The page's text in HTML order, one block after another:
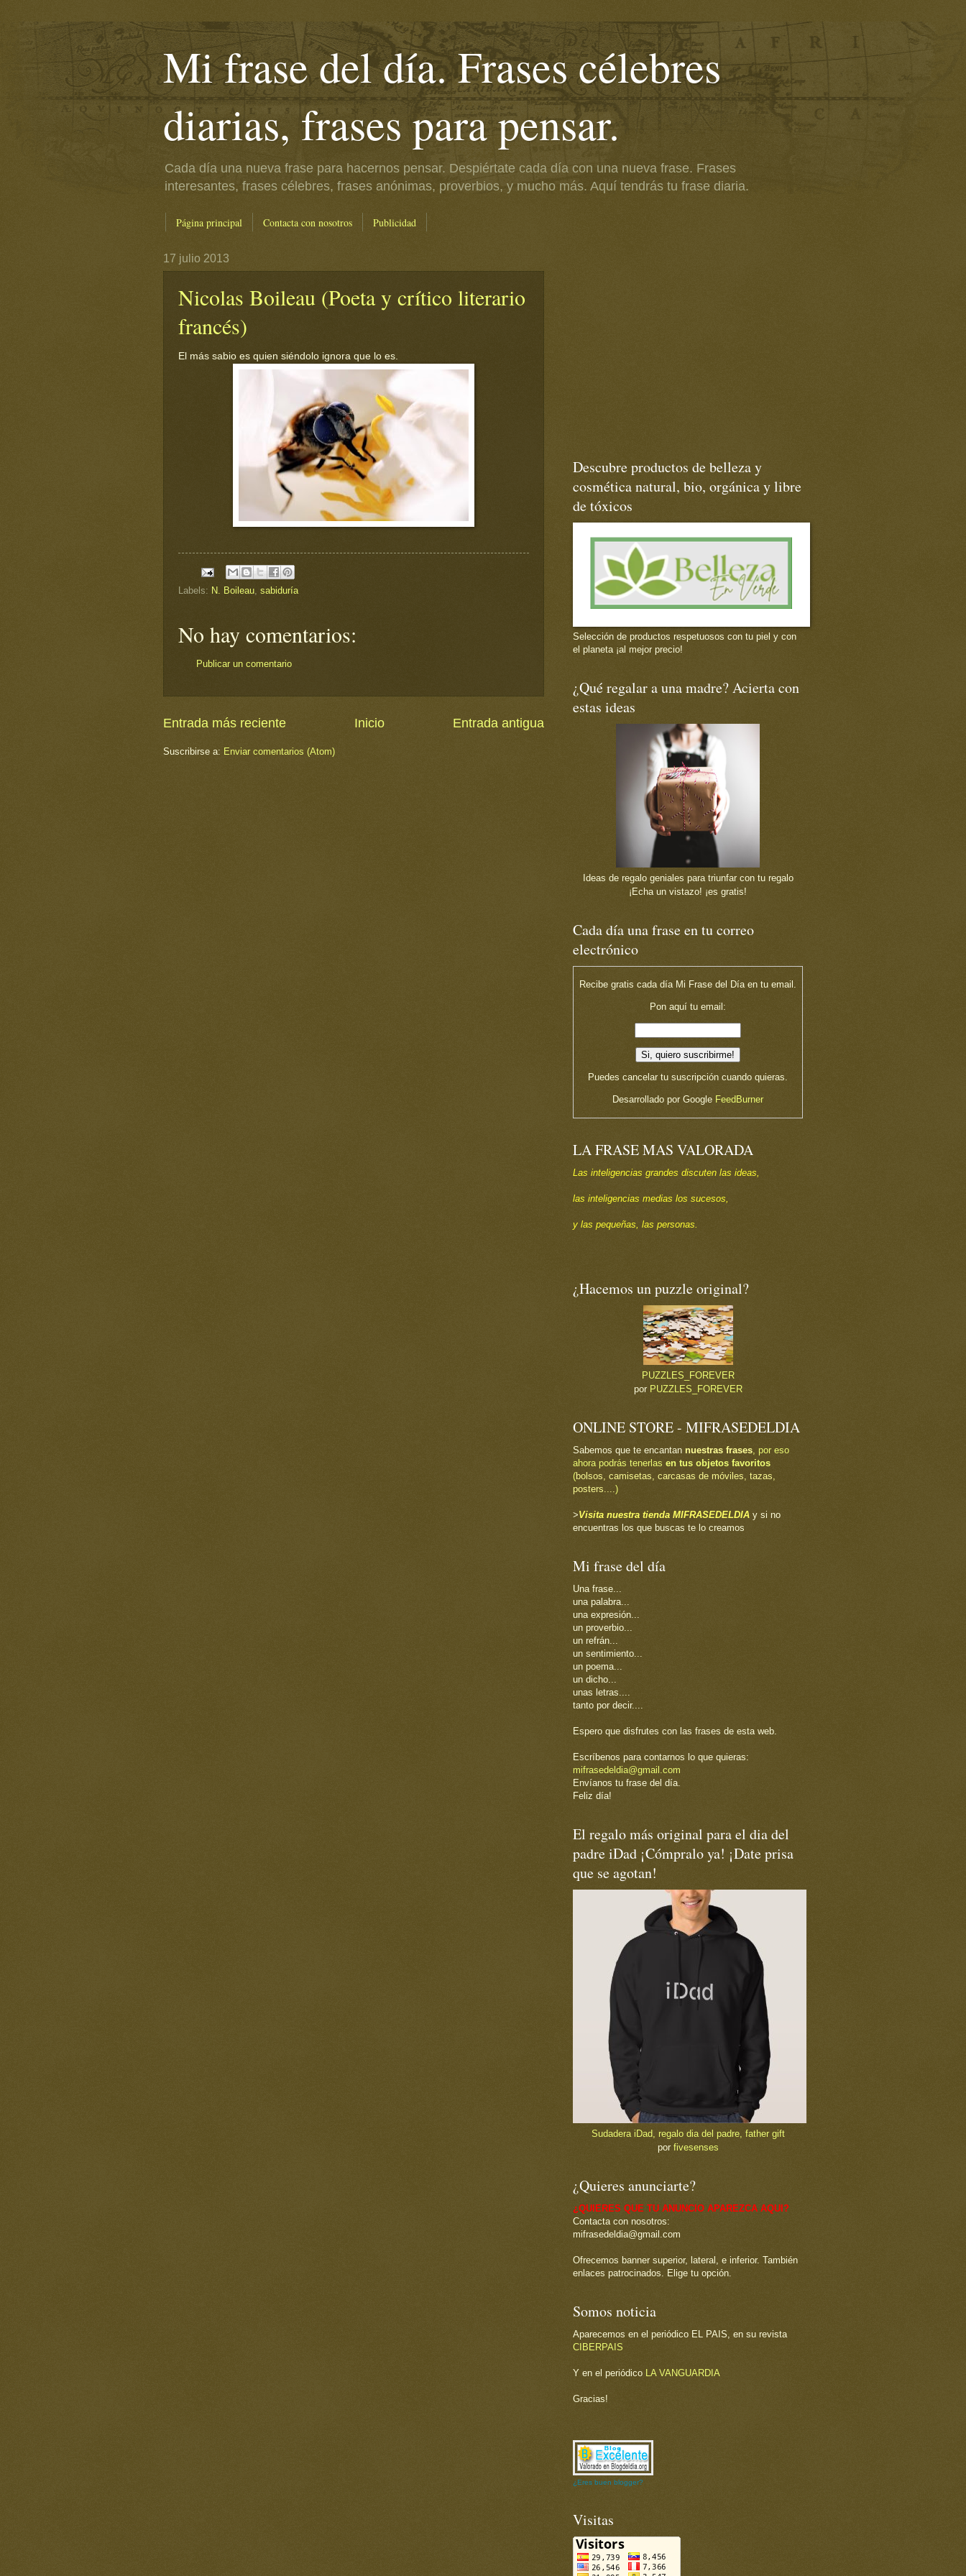
Mi frase del día. Frases célebres
diarias, frases para pensar.
Cada día una nueva frase para hacernos pensar. Despiértate cada día con una nueva frase. Frases
interesantes, frases célebres, frases anónimas, proverbios, y mucho más. Aquí tendrás tu frase diaria.
Página principal Contacta con nosotros Publicidad
17 julio 2013
Nicolas Boileau (Poeta y crítico literario
francés)
El más sabio es quien siéndolo ignora que lo es.
Labels: N. Boileau, sabiduría
No hay comentarios:
Publicar un comentario
Entrada más reciente Entrada antigua
Inicio
Suscribirse a: Enviar comentarios (Atom)
Descubre productos de belleza y
cosmética natural, bio, orgánica y libre
de tóxicos
Selección de productos respetuosos con tu piel y con
el planeta ¡al mejor precio!
¿Qué regalar a una madre? Acierta con
estas ideas
Ideas de regalo geniales para triunfar con tu regalo
¡Echa un vistazo! ¡es gratis!
Cada día una frase en tu correo
electrónico
Recibe gratis cada día Mi Frase del Día en tu email.
Pon aquí tu email:
Puedes cancelar tu suscripción cuando quieras.
Desarrollado por Google FeedBurner
LA FRASE MAS VALORADA
Las inteligencias grandes discuten las ideas,
las inteligencias medias los sucesos,
y las pequeñas, las personas.
¿Hacemos un puzzle original?
PUZZLES_FOREVER
por PUZZLES_FOREVER
ONLINE STORE - MIFRASEDELDIA
Sabemos que te encantan nuestras frases, por eso
ahora podrás tenerlas en tus objetos favoritos
(bolsos, camisetas, carcasas de móviles, tazas,
posters....)
>Visita nuestra tienda MIFRASEDELDIA y si no
encuentras los que buscas te lo creamos
Mi frase del día
Una frase...
una palabra...
una expresión...
un proverbio...
un refrán...
un sentimiento...
un poema...
un dicho...
unas letras....
tanto por decir....
Espero que disfrutes con las frases de esta web.
Escríbenos para contarnos lo que quieras:
mifrasedeldia@gmail.com
Envíanos tu frase del día.
Feliz día!
El regalo más original para el dia del
padre iDad ¡Cómpralo ya! ¡Date prisa
que se agotan!
Sudadera iDad, regalo dia del padre, father gift
por fivesenses
¿Quieres anunciarte?
¿QUIERES QUE TU ANUNCIO APAREZCA AQUI?
Contacta con nosotros:
mifrasedeldia@gmail.com
Ofrecemos banner superior, lateral, e inferior. También
enlaces patrocinados. Elige tu opción.
Somos noticia
Aparecemos en el periódico EL PAIS, en su revista
CIBERPAIS
Y en el periódico LA VANGUARDIA
Gracias!
¿Eres buen blogger?
Visitas